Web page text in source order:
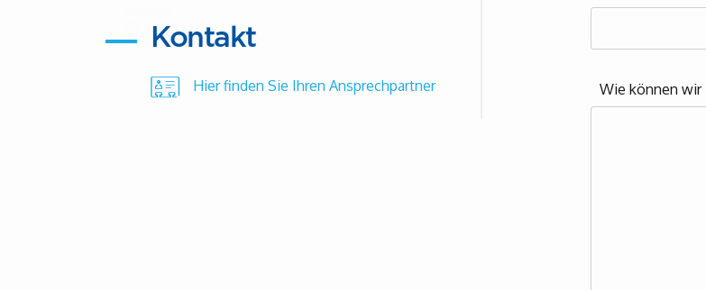
Kontakt
Hier finden Sie Ihren Ansprechpartner Wie können wir